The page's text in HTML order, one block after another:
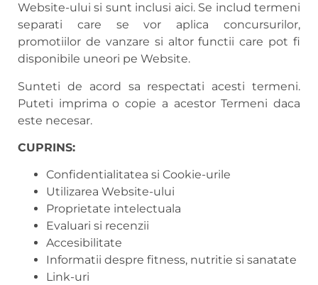
Website-ului si sunt inclusi aici. Se includ termeni
separati care se vor aplica concursurilor,
promotiilor de vanzare si altor functii care pot fi
disponibile uneori pe Website.
Sunteti de acord sa respectati acesti termeni.
Puteti imprima o copie a acestor Termeni daca
este necesar.
CUPRINS:
Confidentialitatea si Cookie-urile
Utilizarea Website-ului
Proprietate intelectuala
Evaluari si recenzii
Accesibilitate
Informatii despre fitness, nutritie si sanatate
Link-uri